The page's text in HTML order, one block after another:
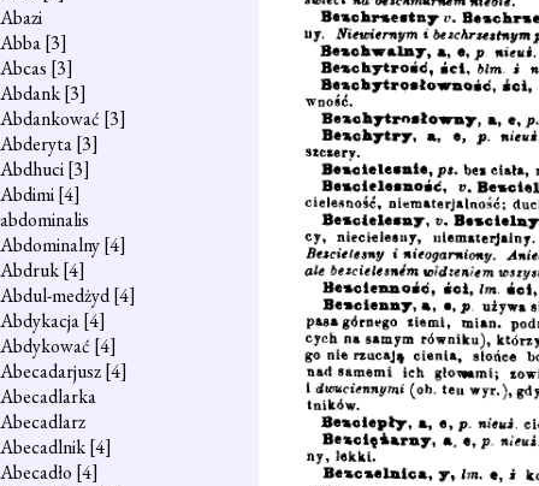
Abazi
Abba[3]
Abcas [3]
Abdank[3]
Abdankować [3]
Abderyta[3]
Abdhuci[3]
Abdimi[4]
abdominalis
Abdominalny[4]
Abdruk[4]
Abdul-medżyd[4]
Abdykacja[4]
Abdykować [4]
Abecadarjusz[4]
Abecadlarka
Abecadlarz
Abecadlnik[4]
Abecadło [4]